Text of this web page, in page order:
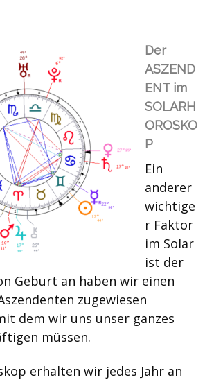
Der
ASZEND
ENT im
SOLARH
OROSKO
P
Ein
anderer
wichtige
r Faktor
im Solar
ist der
Geburt an haben wir einen
zugewiesen
dem wir uns unser ganzes
müssen.
erhalten wir jedes Jahr an